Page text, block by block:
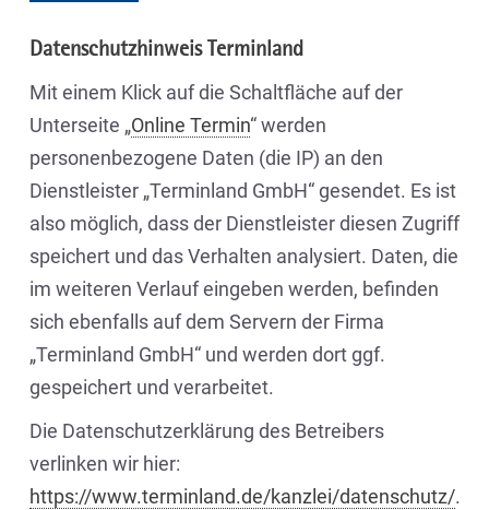
Datenschutzhinweis Terminland
Mit einem Klick auf die Schaltfläche auf der
Unterseite „Online Termin“ werden
personenbezogene Daten (die IP) an den
Dienstleister „Terminland GmbH“ gesendet. Es ist
also möglich, dass der Dienstleister diesen Zugriff
speichert und das Verhalten analysiert. Daten, die
im weiteren Verlauf eingeben werden, befinden
sich ebenfalls auf dem Servern der Firma
„Terminland GmbH“ und werden dort ggf.
gespeichert und verarbeitet.
Die Datenschutzerklärung des Betreibers
verlinken wir hier:
https://www.terminland.de/kanzlei/datenschutz/.